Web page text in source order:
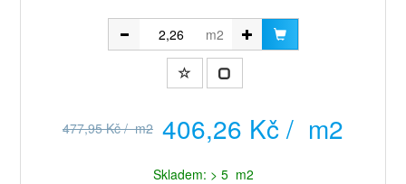
m2
477,95 Kč / m2 406,26 Kč / m2
Skladem: > 5 m2